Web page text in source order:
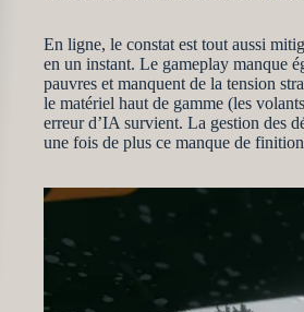
En ligne, le constat est tout aussi
en un instant. Le gameplay manque
pauvres et manquent de la tension
le matériel haut de gamme (les
erreur d’IA survient. La gestion des
une fois de plus ce manque de